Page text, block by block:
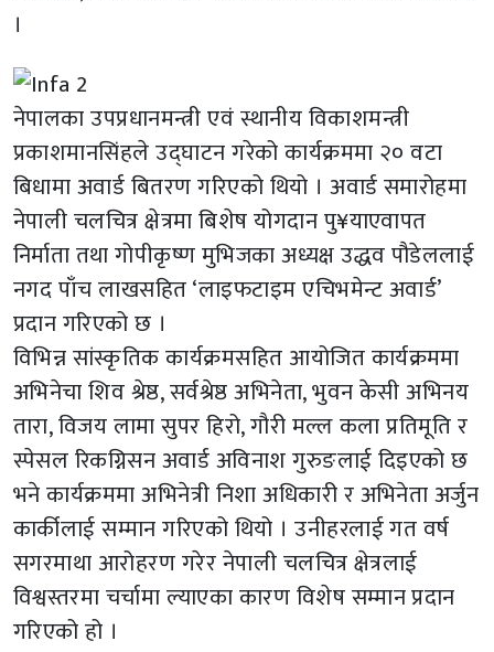
।
नेपालका उपप्रधानमन्त्री एवं स्थानीय विकाशमन्त्री
प्रकाशमानसिंहले उद्घाटन गरेको कार्यक्रममा २० वटा
बिधामा अवार्ड बितरण गरिएको थियो । अवार्ड समारोहमा
नेपाली चलचित्र क्षेत्रमा बिशेष योगदान पु¥याएवापत
निर्माता तथा गोपीकृष्ण मुभिजका अध्यक्ष उद्धव पौडेललाई
नगद पाँच लाखसहित ‘लाइफटाइम एचिभमेन्ट अवार्ड’
प्रदान गरिएको छ ।
विभिन्न सांस्कृतिक कार्यक्रमसहित आयोजित कार्यक्रममा
अभिनेचा शिव श्रेष्ठ, सर्वश्रेष्ठ अभिनेता, भुवन केसी अभिनय
तारा, विजय लामा सुपर हिरो, गौरी मल्ल कला प्रतिमूति र
स्पेसल रिकग्निसन अवार्ड अविनाश गुरुङलाई दिइएको छ
भने कार्यक्रममा अभिनेत्री निशा अधिकारी र अभिनेता अर्जुन
कार्कीलाई सम्मान गरिएको थियो । उनीहरलाई गत वर्ष
सगरमाथा आरोहरण गरेर नेपाली चलचित्र क्षेत्रलाई
विश्वस्तरमा चर्चामा ल्याएका कारण विशेष सम्मान प्रदान
गरिएको हो ।